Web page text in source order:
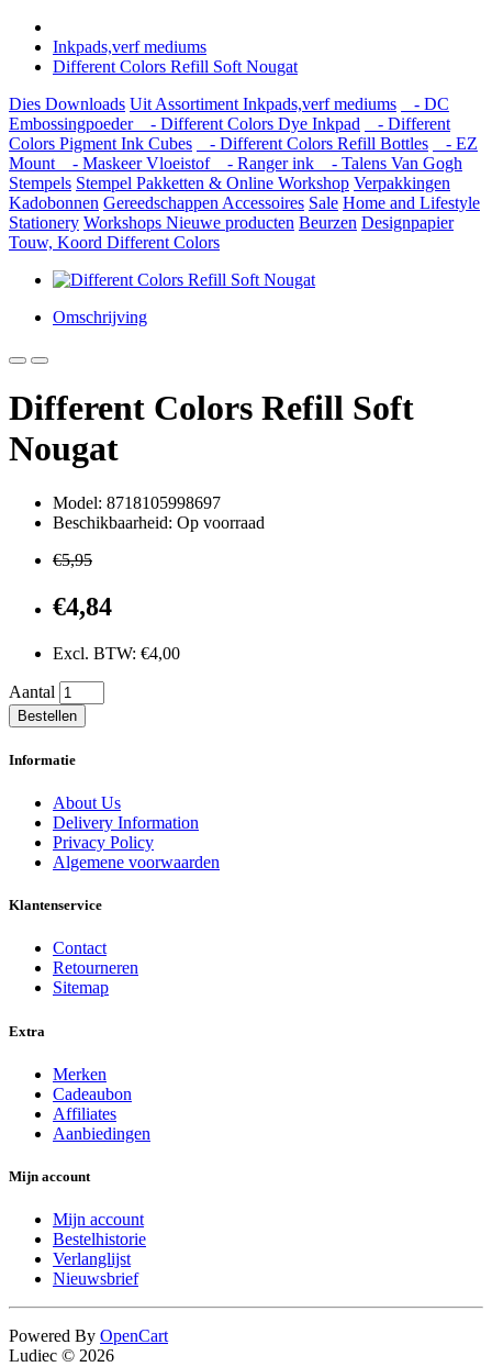
Inkpads,verf mediums
Different Colors Refill Soft Nougat
Dies Downloads Uit Assortiment Inkpads,verf mediums
- DC
Embossingpoeder
- Different Colors Dye Inkpad
- Different
Colors Pigment Ink Cubes
- Different Colors Refill Bottles
- EZ
Mount
- Maskeer Vloeistof - Ranger ink
- Talens Van Gogh
Stempels Stempel Pakketten & Online Workshop Verpakkingen
Kadobonnen Gereedschappen Accessoires Sale Home and Lifestyle
Stationery Workshops Nieuwe producten Beurzen Designpapier
Touw, Koord Different Colors
Omschrijving
Different Colors Refill Soft
Nougat
Model: 8718105998697
Beschikbaarheid: Op voorraad
€5,95
€4,84
Excl. BTW: €4,00
Aantal
Bestellen
Informatie
About Us
Delivery Information
Privacy Policy
Algemene voorwaarden
Klantenservice
Contact
Retourneren
Sitemap
Extra
Merken
Cadeaubon
Affiliates
Aanbiedingen
Mijn account
Mijn account
Bestelhistorie
Verlanglijst
Nieuwsbrief
Powered By OpenCart
Ludiec © 2026